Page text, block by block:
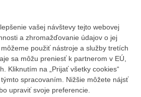
vašej návštevy tejto webovej
a zhromažďovanie údajov o jej
použiť nástroje a služby tretích
sa môžu preniesť k partnerom v EÚ,
Kliknutím na „Prijať všetky cookies“
spracovaním. Nižšie môžete nájsť
upraviť svoje preferencie.